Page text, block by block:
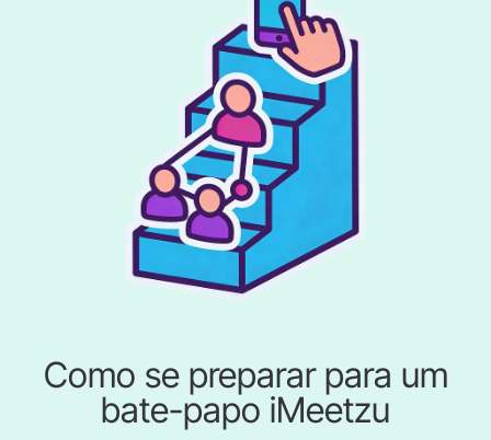
Como se preparar para um
bate-papo iMeetzu